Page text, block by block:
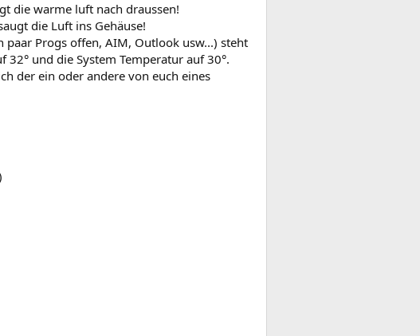
die warme luft nach draussen!
die Luft ins Gehäuse!
Progs offen, AIM, Outlook usw...) steht
und die System Temperatur auf 30°.
der ein oder andere von euch eines